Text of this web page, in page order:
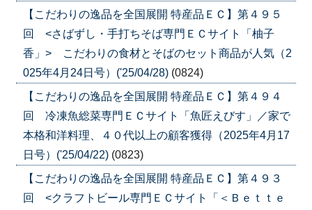
【こだわりの逸品を全国展開 特産品ＥＣ】第４９５
回 <さばずし・手打ちそば専門ＥＣサイト「柚子
香」> こだわりの食材とそばのセット商品が人気（2
025年4月24日号）('25/04/28) (0824)
【こだわりの逸品を全国展開 特産品ＥＣ】第４９４
回 冷凍魚総菜専門ＥＣサイト「魚匠えびす」／家で
本格和洋料理、４０代以上の顧客獲得（2025年4月17
日号）('25/04/22) (0823)
【こだわりの逸品を全国展開 特産品ＥＣ】第４９３
回 <クラフトビール専門ＥＣサイト「＜Ｂｅｔｔｅ